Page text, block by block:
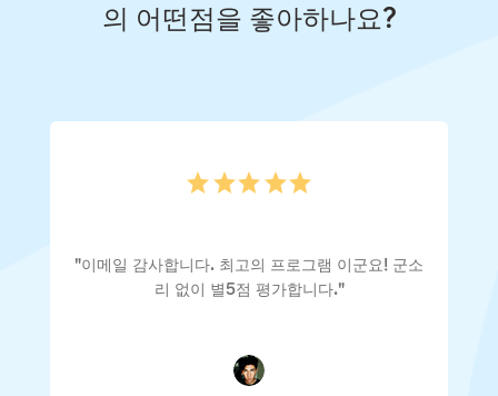
의 어떤점을 좋아하나요?
"이메일 감사합니다. 최고의 프로그램 이군요! 군소
리 없이 별5점 평가합니다."